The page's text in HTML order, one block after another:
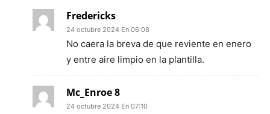
Fredericks
24 octubre 2024 En 06:08
No caera la breva de que reviente en enero
y entre aire limpio en la plantilla.
Mc_Enroe 8
24 octubre 2024 En 07:10